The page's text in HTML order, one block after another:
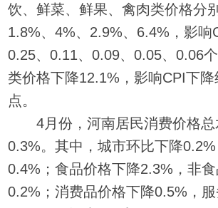
饮、鲜菜、鲜果、禽肉类价格分
1.8%、4%、2.9%、6.4%，影响
0.25、0.11、0.09、0.05、0.06
类价格下降12.1%，影响CPI下
点。
4月份，河南居民消费价格总
0.3%。其中，城市环比下降
0.4%；食品价格下降2.3%，非
0.2%；消费品价格下降0.5%，